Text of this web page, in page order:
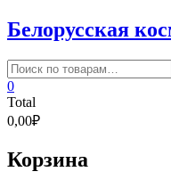
Skip
to
content
Белорусская
Искать:
0
Total
0,00₽
Корзина